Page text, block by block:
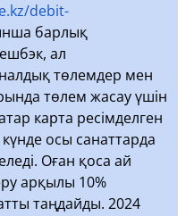
debit-
барлық
ал
төлемдер мен
төлем жасау үшін
карта ресімделген
осы санаттарда
Оған қоса ай
арқылы 10%
таңдайды. 2024